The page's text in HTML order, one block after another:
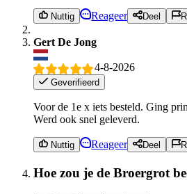
Nuttig Reageer Deel
Gert De Jong
4-8-2026
Geverifieerd
Voor de 1e x iets besteld. Ging
Werd ook snel geleverd.
Nuttig Reageer Deel
Hoe zou je de Broergrot